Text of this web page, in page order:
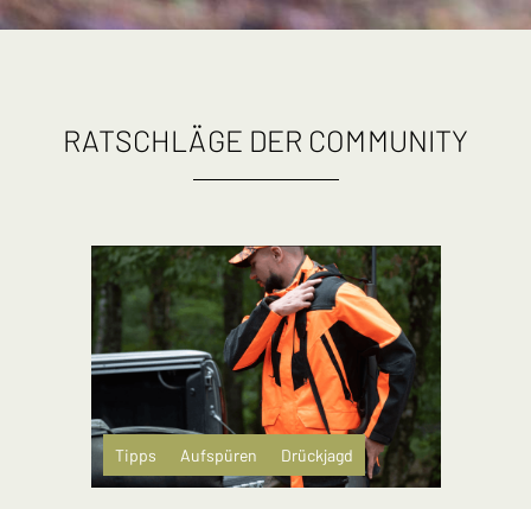
RATSCHLÄGE DER COMMUNITY
Tipps Aufspüren Drückjagd